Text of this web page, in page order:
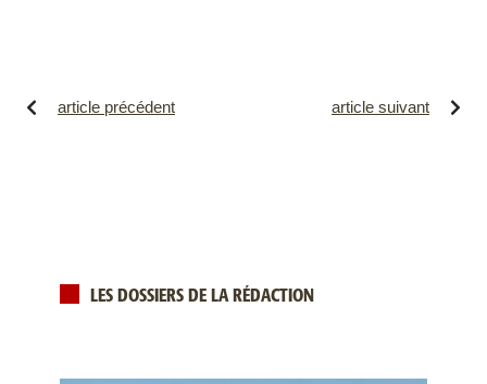
article précédent article suivant
LES DOSSIERS DE LA RÉDACTION